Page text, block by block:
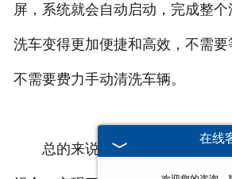
屏，系统就会自动启动，完成整
洗车变得更加便捷和高效，不需
不需要费力手动清洗车辆。
总的来说，洗车风机通过高压
在线